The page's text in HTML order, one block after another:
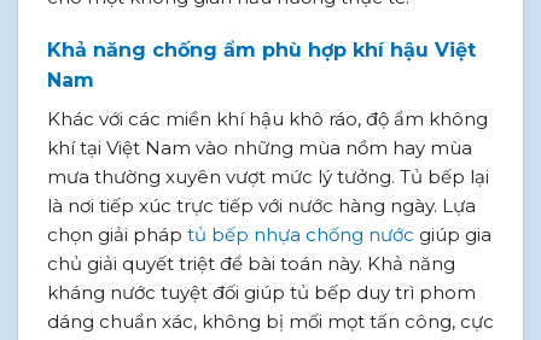
Khả năng chống ẩm phù hợp khí hậu Việt
Nam
Khác với các miền khí hậu khô ráo, độ ẩm không
khí tại Việt Nam vào những mùa nồm hay mùa
mưa thường xuyên vượt mức lý tưởng. Tủ bếp lại
là nơi tiếp xúc trực tiếp với nước hàng ngày. Lựa
chọn giải pháp tủ bếp nhựa chống nước giúp gia
chủ giải quyết triệt để bài toán này. Khả năng
kháng nước tuyệt đối giúp tủ bếp duy trì phom
dáng chuẩn xác, không bị mối mọt tấn công, cực